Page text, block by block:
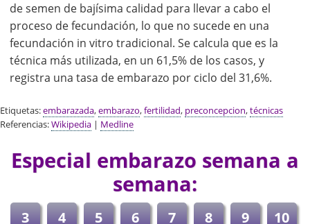
de semen de bajísima calidad para llevar a cabo el
proceso de fecundación, lo que no sucede en una
fecundación in vitro tradicional. Se calcula que es la
técnica más utilizada, en un 61,5% de los casos, y
registra una tasa de embarazo por ciclo del 31,6%.
Etiquetas:embarazada,embarazo,fertilidad, preconcepcion,técnicas
Referencias:Wikipedia | Medline
Especial embarazo semana a
semana:
3 4 5 6 7 8 9
10